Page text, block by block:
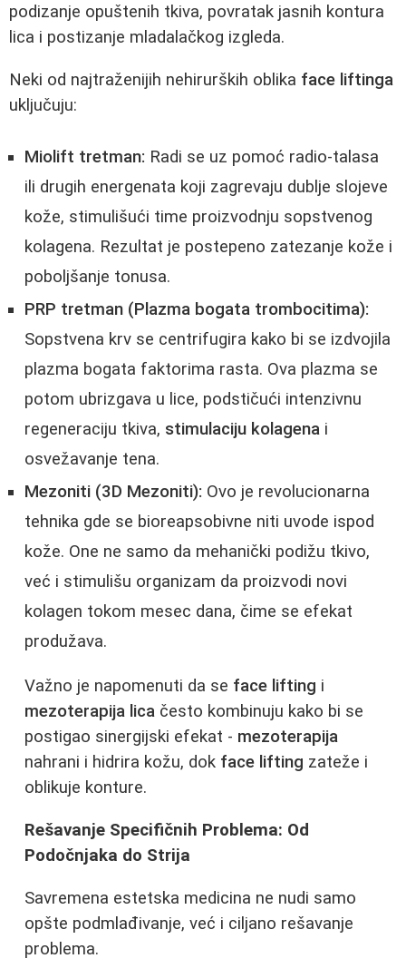
podizanje opuštenih tkiva, povratak jasnih kontura
lica i postizanje mladalačkog izgleda.
Neki od najtraženijih nehirurških oblika face liftinga
uključuju:
Miolift tretman: Radi se uz pomoć radio-talasa
ili drugih energenata koji zagrevaju dublje slojeve
kože, stimulišući time proizvodnju sopstvenog
kolagena. Rezultat je postepeno zatezanje kože i
poboljšanje tonusa.
PRP tretman (Plazma bogata trombocitima):
Sopstvena krv se centrifugira kako bi se izdvojila
plazma bogata faktorima rasta. Ova plazma se
potom ubrizgava u lice, podstičući intenzivnu
regeneraciju tkiva, stimulaciju kolagena i
osvežavanje tena.
Mezoniti (3D Mezoniti): Ovo je revolucionarna
tehnika gde se bioreapsobivne niti uvode ispod
kože. One ne samo da mehanički podižu tkivo,
već i stimulišu organizam da proizvodi novi
kolagen tokom mesec dana, čime se efekat
produžava.
Važno je napomenuti da se face lifting i
mezoterapija lica često kombinuju kako bi se
postigao sinergijski efekat - mezoterapija
nahrani i hidrira kožu, dok face lifting zateže i
oblikuje konture.
Rešavanje Specifičnih Problema: Od
Podočnjaka do Strija
Savremena estetska medicina ne nudi samo
opšte podmlađivanje, već i ciljano rešavanje
problema.